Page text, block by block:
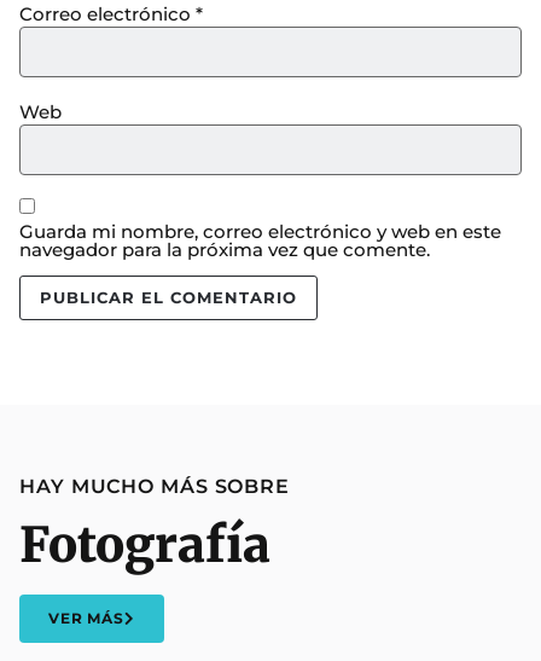
Correo electrónico *
Web
Guarda mi nombre, correo electrónico y web en este
navegador para la próxima vez que comente.
HAY MUCHO MÁS SOBRE
Fotografía
VER MÁS